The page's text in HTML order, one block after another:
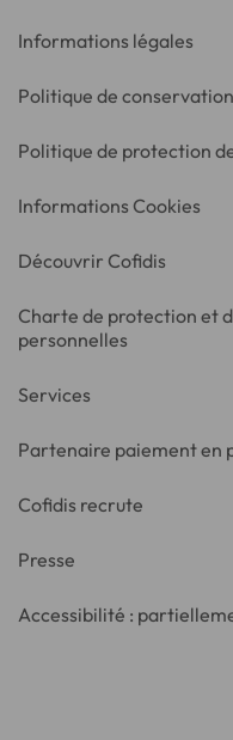
Informations légales
Politique de
Politique de protection
Informations Cookies
Découvrir Cofidis
Charte de protection et
personnelles
Services
Partenaire paiement en
Cofidis recrute
Presse
Accessibilité :